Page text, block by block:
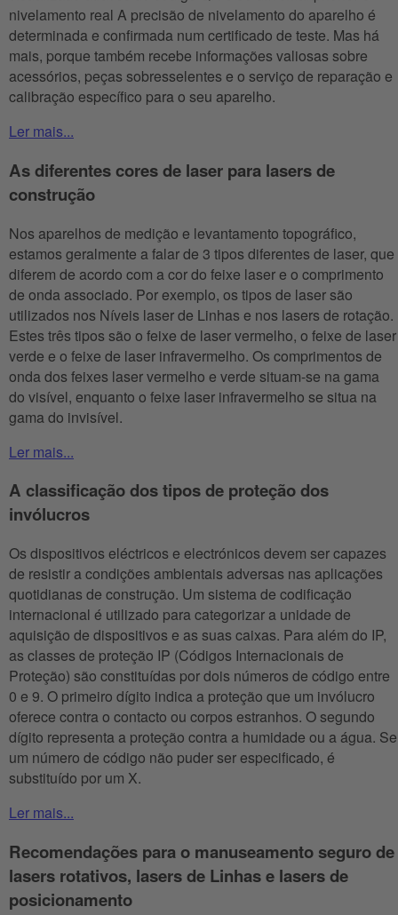
nivelamento real A precisão de nivelamento do aparelho é
determinada e confirmada num certificado de teste. Mas há
mais, porque também recebe informações valiosas sobre
acessórios, peças sobresselentes e o serviço de reparação e
calibração específico para o seu aparelho.
Ler mais...
As diferentes cores de laser para lasers de
construção
Nos aparelhos de medição e levantamento topográfico,
estamos geralmente a falar de 3 tipos diferentes de laser, que
diferem de acordo com a cor do feixe laser e o comprimento
de onda associado. Por exemplo, os tipos de laser são
utilizados nos Níveis laser de Linhas e nos lasers de rotação.
Estes três tipos são o feixe de laser vermelho, o feixe de laser
verde e o feixe de laser infravermelho. Os comprimentos de
onda dos feixes laser vermelho e verde situam-se na gama
do visível, enquanto o feixe laser infravermelho se situa na
gama do invisível.
Ler mais...
A classificação dos tipos de proteção dos
invólucros
Os dispositivos eléctricos e electrónicos devem ser capazes
de resistir a condições ambientais adversas nas aplicações
quotidianas de construção. Um sistema de codificação
internacional é utilizado para categorizar a unidade de
aquisição de dispositivos e as suas caixas. Para além do IP,
as classes de proteção IP (Códigos Internacionais de
Proteção) são constituídas por dois números de código entre
0 e 9. O primeiro dígito indica a proteção que um invólucro
oferece contra o contacto ou corpos estranhos. O segundo
dígito representa a proteção contra a humidade ou a água. Se
um número de código não puder ser especificado, é
substituído por um X.
Ler mais...
Recomendações para o manuseamento seguro de
lasers rotativos, lasers de Linhas e lasers de
posicionamento